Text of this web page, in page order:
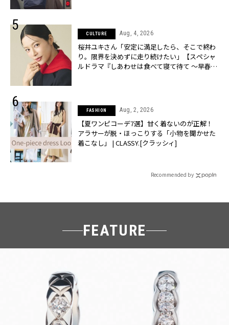
CULTURE Aug, 4, 2026
桜井ユキさん「安定に満足したら、そこで終わ
り。限界を決めずに走り続けたい」【スペシャ
ルドラマ『しあわせは食べて寝て待て ～早春の
FASHION Aug, 2, 2026
【夏ワンピコーデ7選】甘く着ないのが正解！
アラサーが脱・ほっこりする「小物を聞かせた
着こなし」 | CLASSY.[クラッシィ]
Recommended by
FEATURE